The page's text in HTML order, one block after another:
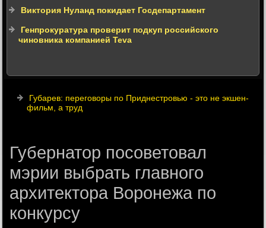
Виктория Нуланд покидает Госдепартамент
Генпрокуратура проверит подкуп российского
чиновника компанией Teva
Губарев: переговоры по Приднестровью - это не экшен-
фильм, а труд
Губернатор посоветовал
мэрии выбрать главного
архитектора Воронежа по
конкурсу